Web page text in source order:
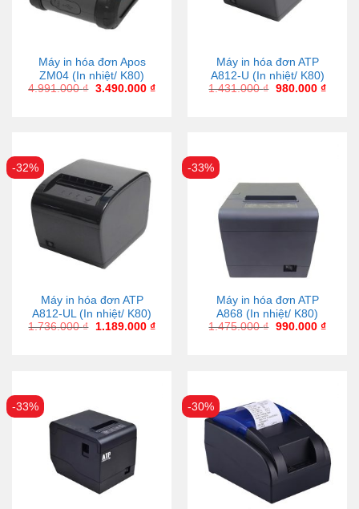
Máy in hóa đơn Apos
ZM04 (In nhiệt/ K80)
4.991.000₫ 3.490.000 ₫
Máy in hóa đơn ATP
A812-U (In nhiệt/ K80)
1.431.000₫ 980.000 ₫
-32%
Máy in hóa đơn ATP
A812-UL (In nhiệt/ K80)
1.736.000₫ 1.189.000 ₫
-33%
Máy in hóa đơn ATP
A868 (In nhiệt/ K80)
1.475.000₫ 990.000 ₫
-33% -30%